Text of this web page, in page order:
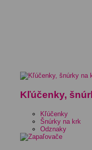
Kľúčenky,
Kľúčenky
Šnúrky na krk
Odznaky